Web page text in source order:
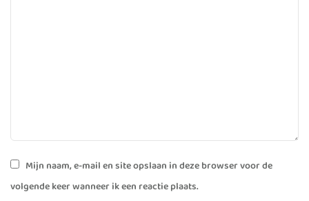
Mijn naam, e-mail en site opslaan in deze browser voor de
volgende keer wanneer ik een reactie plaats.